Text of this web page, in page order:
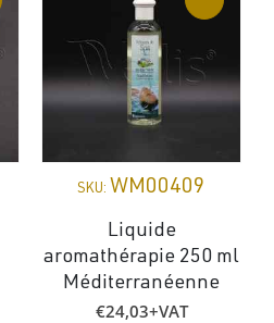
SKU: WM00409
Liquide
aromathérapie 250 ml
Méditerranéenne
€24,03+VAT